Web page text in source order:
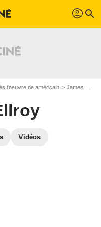
profil search
l'oeuvre de américain James Ellroy
Vidéos